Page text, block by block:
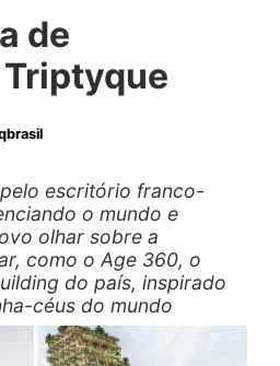
de
escritório franco-
o mundo e
olhar sobre a
como o Age 360, o
do país, inspirado
céus do mundo